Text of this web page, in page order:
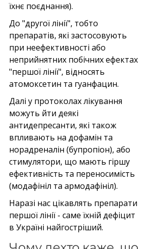
їхнє поєднання).
До "другої лінії", тобто
препаратів, які застосовують
при неефективності або
неприйнятних побічних ефектах
"першої лінії", відносять
атомоксетин та гуанфацин.
Далі у протоколах лікування
можуть йти деякі
антидепресанти, які також
впливають на дофамін та
норадреналін (бупропіон), або
стимулятори, що мають гіршу
ефективність та переносимість
(модафініл та армодафініл).
Наразі нас цікавлять препарати
першої лінії - саме їхній дефіцит
в Україні найгостріший.